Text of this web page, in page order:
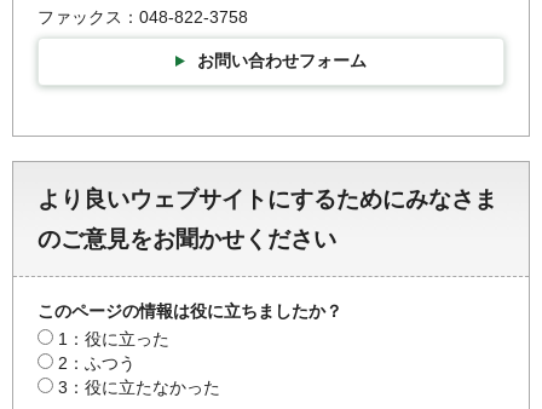
ファックス：048-822-3758
お問い合わせフォーム
より良いウェブサイトにするためにみなさま
のご意見をお聞かせください
このページの情報は役に立ちましたか？
1：役に立った
2：ふつう
3：役に立たなかった